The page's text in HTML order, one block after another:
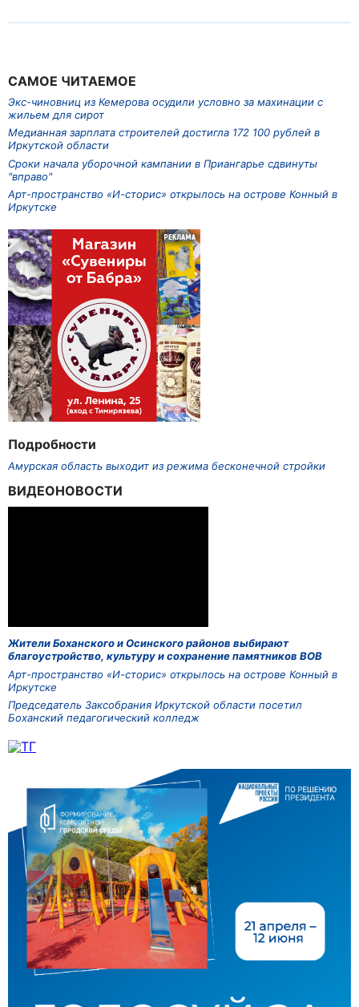
САМОЕ ЧИТАЕМОЕ
Экс-чиновниц из Кемерова осудили условно за махинации с
жильем для сирот
Медианная зарплата строителей достигла 172 100 рублей в
Иркутской области
Сроки начала уборочной кампании в Приангарье сдвинуты
"вправо"
Арт-пространство «И-сторис» открылось на острове Конный в
Иркутске
Подробности
Амурская область выходит из режима бесконечной стройки
ВИДЕОНОВОСТИ
Жители Боханского и Осинского районов выбирают
благоустройство, культуру и сохранение памятников ВОВ
Арт-пространство «И-сторис» открылось на острове Конный в
Иркутске
Председатель Заксобрания Иркутской области посетил
Боханский педагогический колледж